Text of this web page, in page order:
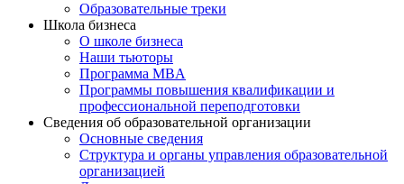
Образовательные треки
Школа бизнеса
О школе бизнеса
Наши тьюторы
Программа MBA
Программы повышения квалификации и
профессиональной переподготовки
Сведения об образовательной организации
Основные сведения
Структура и органы управления образовательной
организацией